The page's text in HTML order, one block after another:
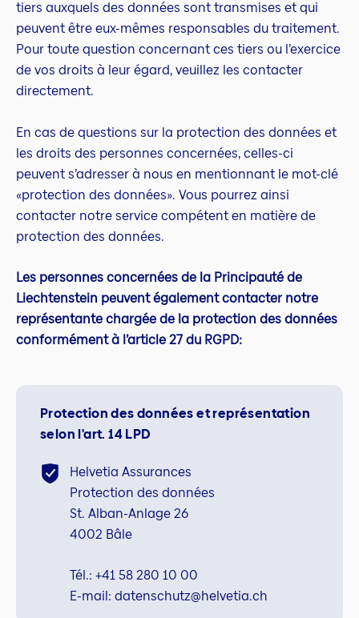
tiers auxquels des données sont transmises et qui
peuvent être eux-mêmes responsables du traitement.
Pour toute question concernant ces tiers ou l’exercice
de vos droits à leur égard, veuillez les contacter
directement.
En cas de questions sur la protection des données et
les droits des personnes concernées, celles-ci
peuvent s’adresser à nous en mentionnant le mot-clé
«protection des données». Vous pourrez ainsi
contacter notre service compétent en matière de
protection des données.
Les personnes concernées de la Principauté de
Liechtenstein peuvent également contacter notre
représentante chargée de la protection des données
conformément à l’article 27 du RGPD:
Protection des données et représentation
selon l'art. 14 LPD
Helvetia Assurances
Protection des données
St. Alban-Anlage 26
4002 Bâle
Tél.: +41 58 280 10 00
E-mail: datenschutz@helvetia.ch